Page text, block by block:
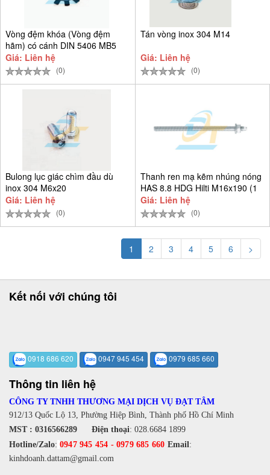
Vòng đệm khóa (Vòng đệm
hãm) có cánh DIN 5406 MB5
D25
Giá: Liên hệ
(0)
Tán vòng inox 304 M14
Giá: Liên hệ
(0)
Bulong lục giác chìm đầu dù
inox 304 M6x20
Giá: Liên hệ
(0)
Thanh ren mạ kẽm nhúng nóng
HAS 8.8 HDG Hilti M16x190 (1
Giá: Liên hệ
(0)
1 2 3 4 5 6 >
Kết nối với chúng tôi
0918 686 620 0947 945 454 0979 685 660
Thông tin liên hệ
CÔNG TY TNHH THƯƠNG MẠI DỊCH VỤ ĐẠT TÂM
912/13 Quốc Lộ 13, Phường Hiệp Bình, Thành phố Hồ Chí Minh
MST : 0316566289 Điện thoại: 028.6684 1899
Hotline/Zalo: 0947 945 454 -0979 685 660 Email:
kinhdoanh.dattam@gmail.com